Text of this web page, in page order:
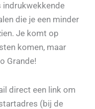
indrukwekkende
die je een minder
Je komt op
komen, maar
Grande!
direct een link om
(bij de